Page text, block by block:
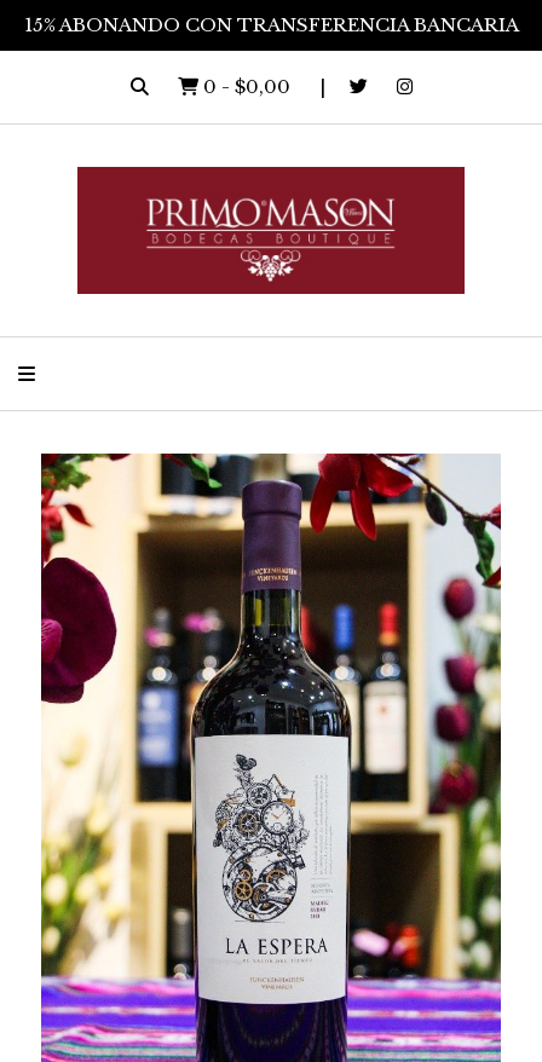
15% ABONANDO CON TRANSFERENCIA BANCARIA
0 - $0,00